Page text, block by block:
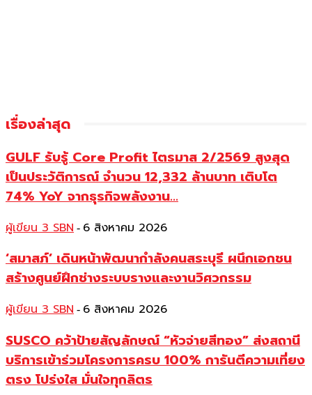
เรื่องล่าสุด
GULF รับรู้ Core Profit ไตรมาส 2/2569 สูงสุด
เป็นประวัติการณ์ จำนวน 12,332 ล้านบาท เติบโต
74% YoY จากธุรกิจพลังงาน...
ผู้เขียน 3 SBN - 6 สิงหาคม 2026
‘สมาสภ์’ เดินหน้าพัฒนากำลังคนสระบุรี ผนึกเอกชน
สร้างศูนย์ฝึกช่างระบบรางและงานวิศวกรรม
ผู้เขียน 3 SBN - 6 สิงหาคม 2026
SUSCO คว้าป้ายสัญลักษณ์ “หัวจ่ายสีทอง” ส่งสถานี
บริการเข้าร่วมโครงการครบ 100% การันตีความเที่ยง
ตรง โปร่งใส มั่นใจทุกลิตร